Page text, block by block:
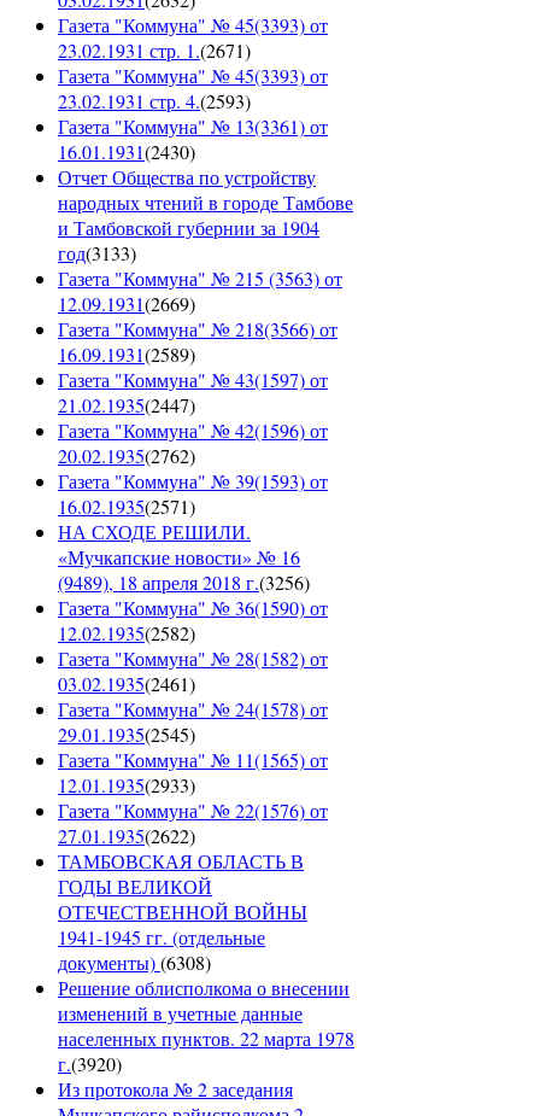
Газета "Коммуна" № 45(3393) от
23.02.1931 стр. 1.(2671)
Газета "Коммуна" № 45(3393) от
23.02.1931 стр. 4.(2593)
Газета "Коммуна" № 13(3361) от
16.01.1931(2430)
Отчет Общества по устройству
народных чтений в городе Тамбове
и Тамбовской губернии за 1904
год(3133)
Газета "Коммуна" № 215 (3563) от
12.09.1931(2669)
Газета "Коммуна" № 218(3566) от
16.09.1931(2589)
Газета "Коммуна" № 43(1597) от
21.02.1935(2447)
Газета "Коммуна" № 42(1596) от
20.02.1935(2762)
Газета "Коммуна" № 39(1593) от
16.02.1935(2571)
НА СХОДЕ РЕШИЛИ.
«Мучкапские новости» № 16
(9489), 18 апреля 2018 г.(3256)
Газета "Коммуна" № 36(1590) от
12.02.1935(2582)
Газета "Коммуна" № 28(1582) от
03.02.1935(2461)
Газета "Коммуна" № 24(1578) от
29.01.1935(2545)
Газета "Коммуна" № 11(1565) от
12.01.1935(2933)
Газета "Коммуна" № 22(1576) от
27.01.1935(2622)
ТАМБОВСКАЯ ОБЛАСТЬ В
ГОДЫ ВЕЛИКОЙ
ОТЕЧЕСТВЕННОЙ ВОЙНЫ
1941-1945 гг. (отдельные
документы)(6308)
Решение облисполкома о внесении
изменений в учетные данные
населенных пунктов. 22 марта 1978
г.(3920)
Из протокола № 2 заседания